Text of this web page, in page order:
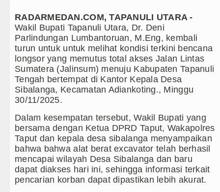
Emma Raducanu Absen di
Juventus Dikalahkan Inter Milan
PSG Ditahan Manchester
Chelsea Gilas AC Milan di Laga
Ketua GRIB Jaya Labuhanbatu
Gubernur Bobby Nasution Minta
Rico Waas : Kemerdekaan
Kurang dari 6 Jam, Polsek
Liverpool vs Monaco Laga
RADARMEDAN.COM, TAPANULI UTARA -
Wakil Bupati Tapanuli Utara, Dr. Deni
Parlindungan Lumbantoruan, M.Eng, kembali
turun untuk untuk melihat kondisi terkini bencana
longsor yang memutus total akses Jalan Lintas
Sumatera (Jalinsum) menuju Kabupaten Tapanuli
Tengah bertempat di Kantor Kepala Desa
Sibalanga, Kecamatan Adiankoting., Minggu
30/11/2025.
Dalam kesempatan tersebut, Wakil Bupati yang
bersama dengan Ketua DPRD Taput, Wakapolres
Taput dan kepala desa sibalanga menyampaikan
bahwa bahwa alat berat excavator telah berhasil
mencapai wilayah Desa Sibalanga dan baru
dapat diakses hari ini, sehingga informasi terkait
pencarian korban dapat dipastikan lebih akurat.